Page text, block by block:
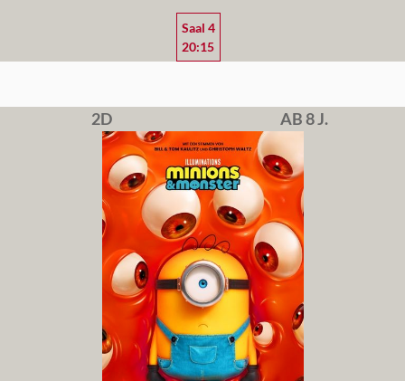
Saal 4
20:15
2D AB 8 J.